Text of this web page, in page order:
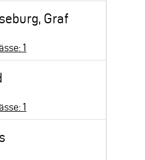
Graf
1
1